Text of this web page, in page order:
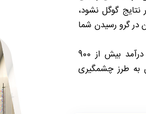
نتایج گوگل نشود،
در گرو رسیدن شما
در طول سال های فعالیت خود توانسته درآمد بیش از 900
به طرز چشمگیری